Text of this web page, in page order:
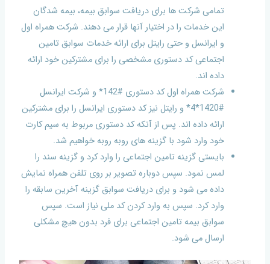
تمامی شرکت ها برای دریافت سوابق بیمه، بیمه شدگان
این خدمات را در اختیار آنها قرار می دهند. شرکت همراه اول
و ایرانسل و حتی رایتل برای ارائه خدمات سوابق تامین
اجتماعی کد دستوری مشخصی را برای مشترکین خود ارائه
داده اند.
شرکت همراه اول کد دستوری #142* و شرکت ایرانسل
#1420*4* و رایتل نیز کد دستوری ایرانسل را برای مشترکین
ارائه داده اند. پس از آنکه کد دستوری مربوط به سیم کارت
خود وارد شود با گزینه های روبه روبه خواهیم شد.
بایستی گزینه تامین اجتماعی را وارد کرد و گزینه سند را
لمس نمود. سپس دوباره تصویر بر روی تلفن همراه نمایش
داده می شود و برای دریافت سوابق گزینه آخرین سابقه را
وارد کرد. سپس به وارد کردن کد ملی نیاز است. سپس
سوابق بیمه تامین اجتماعی برای فرد بدون هیچ مشکلی
ارسال می شود.